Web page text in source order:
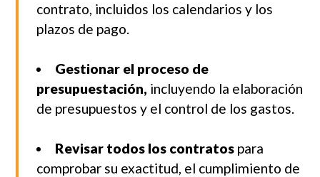
contrato, incluidos los calendarios y los
plazos de pago.
Gestionar el proceso de
presupuestación, incluyendo la elaboración
de presupuestos y el control de los gastos.
Revisar todos los contratos para
comprobar su exactitud, el cumplimiento de